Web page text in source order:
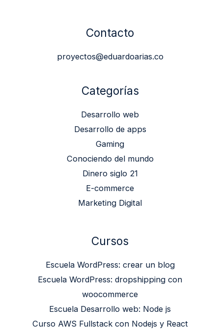
Contacto
proyectos@eduardoarias.co
Categorías
Desarrollo web
Desarrollo de apps
Gaming
Conociendo del mundo
Dinero siglo 21
E-commerce
Marketing Digital
Cursos
Escuela WordPress: crear un blog
Escuela WordPress: dropshipping con
woocommerce
Escuela Desarrollo web: Node js
Curso AWS Fullstack con Nodejs y React